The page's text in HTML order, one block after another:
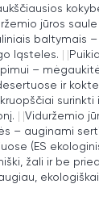
jūros saule
baltymais
ląsteles. | |
–
ir
surinkti
| |Viduržemio
– auginami
(ES
žali ir be